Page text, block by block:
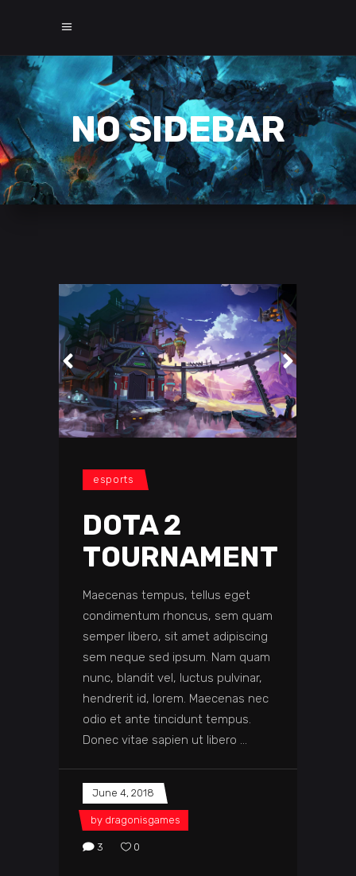
NO SIDEBAR
esports
DOTA 2
TOURNAMENT
Maecenas tempus, tellus eget
condimentum rhoncus, sem quam
semper libero, sit amet adipiscing
sem neque sed ipsum. Nam quam
nunc, blandit vel, luctus pulvinar,
hendrerit id, lorem. Maecenas nec
odio et ante tincidunt tempus.
Donec vitae sapien ut libero
June 4, 2018
by dragonisgames
3 0